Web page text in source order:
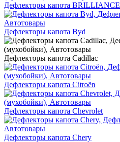
Дефлекторы капота BRILLIANCE
Дефлекторы капота Byd
Дефлекторы капота Cadillac
Дефлекторы капота Citroën
Дефлекторы капота Chevrolet
Дефлекторы капота Chery